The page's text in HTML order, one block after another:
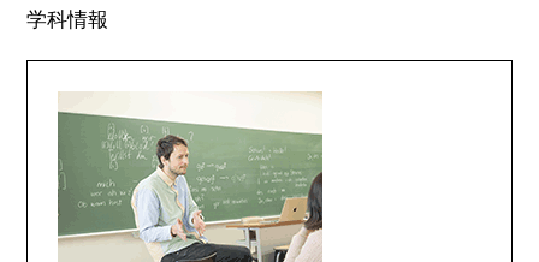
学科情報